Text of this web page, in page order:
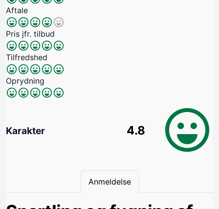
Aftale
Pris jfr. tilbud
Tilfredshed
Oprydning
Karakter 4.8
Anmeldelse